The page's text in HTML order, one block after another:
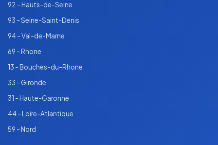
92 - Hauts-de-Seine
93 - Seine-Saint-Denis
94 - Val-de-Marne
69 - Rhone
13 - Bouches-du-Rhone
33 - Gironde
31 - Haute-Garonne
44 - Loire-Atlantique
59 - Nord